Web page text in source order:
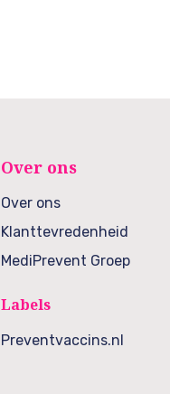
Over ons
Over ons
Klanttevredenheid
MediPrevent Groep
Labels
Preventvaccins.nl